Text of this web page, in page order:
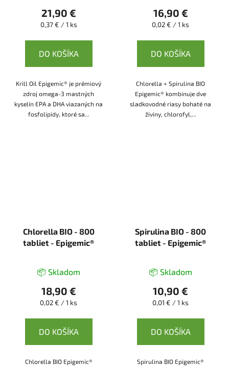
21,90 €
Jednotková
0,37 € / 1 ks
DO KOŠÍKA
Krill Oil Epigemic® je prémiový
zdroj omega-3 mastných
kyselín EPA a DHA viazaných na
fosfolipidy, ktoré sa...
16,90 €
Jednotková
0,02 € / 1 ks
DO KOŠÍKA
Chlorella + Spirulina BIO
Epigemic® kombinuje dve
sladkovodné riasy bohaté na
živiny, chlorofyl,...
Chlorella BIO - 800
tabliet - Epigemic®
📦 Skladom
18,90 €
Jednotková
0,02 € / 1 ks
DO KOŠÍKA
Chlorella BIO Epigemic®
Spirulina BIO - 800
tabliet - Epigemic®
📦 Skladom
10,90 €
Jednotková
0,01 € / 1 ks
DO KOŠÍKA
Spirulina BIO Epigemic®